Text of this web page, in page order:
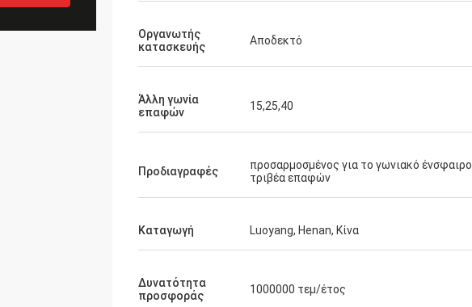
Οργανωτής
κατασκευής
Αποδεκτό
Άλλη γωνία
επαφών
15,25,40
Προδιαγραφές
προσαρμοσμένος για το γωνιακό ένσφαιρο
τριβέα επαφών
Καταγωγή Luoyang, Henan, Κίνα
Δυνατότητα
προσφοράς
1000000 τεμ/έτος